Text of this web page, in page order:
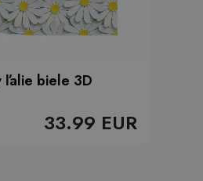
ľalie biele 3D
33.99 EUR